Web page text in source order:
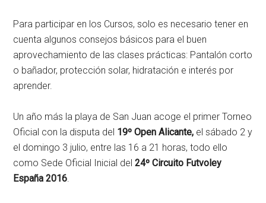
Para participar en los Cursos, solo es necesario tener en
cuenta algunos consejos básicos para el buen
aprovechamiento de las clases prácticas: Pantalón corto
o bañador, protección solar, hidratación e interés por
aprender.
Un año más la playa de San Juan acoge el primer Torneo
Oficial con la disputa del 19º Open Alicante, el sábado 2 y
el domingo 3 julio, entre las 16 a 21 horas, todo ello
como Sede Oficial Inicial del 24º Circuito Futvoley
España 2016.